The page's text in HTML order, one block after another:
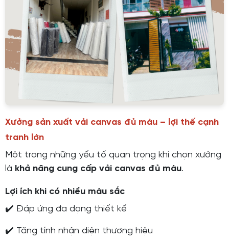
Xưởng sản xuất vải canvas đủ màu – lợi thế cạnh
tranh lớn
Một trong những yếu tố quan trọng khi chọn xưởng
là khả năng cung cấp vải canvas đủ màu.
Lợi ích khi có nhiều màu sắc
✔️ Đáp ứng đa dạng thiết kế
✔️ Tăng tính nhận diện thương hiệu